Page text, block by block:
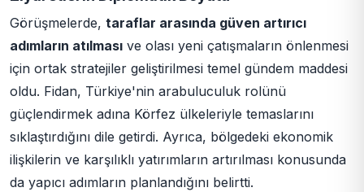
Görüşmelerde, taraflar arasında güven artırıcı
adımların atılması ve olası yeni çatışmaların önlenmesi
için ortak stratejiler geliştirilmesi temel gündem maddesi
oldu. Fidan, Türkiye'nin arabuluculuk rolünü
güçlendirmek adına Körfez ülkeleriyle temaslarını
sıklaştırdığını dile getirdi. Ayrıca, bölgedeki ekonomik
ilişkilerin ve karşılıklı yatırımların artırılması konusunda
da yapıcı adımların planlandığını belirtti.